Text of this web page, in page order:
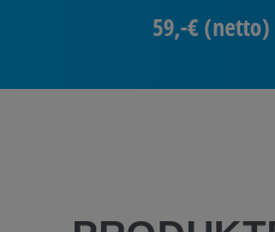
59,-€ (netto)